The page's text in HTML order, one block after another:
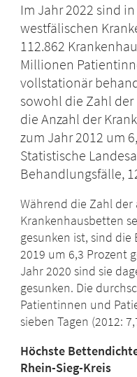
Im Jahr 2022 sind
westfälischen
112.862
Millionen
vollstationär
sowohl die Zahl
die Anzahl der
zum Jahr 2012 um
Statistische
Behandlungsfälle,
Während die Zahl der
Krankenhausbetten
gesunken ist, sind die
2019 um 6,3 Prozent
Jahr 2020 sind sie
gesunken. Die
Patientinnen und
sieben Tagen (2012:
Höchste
Rhein-Sieg-Kreis